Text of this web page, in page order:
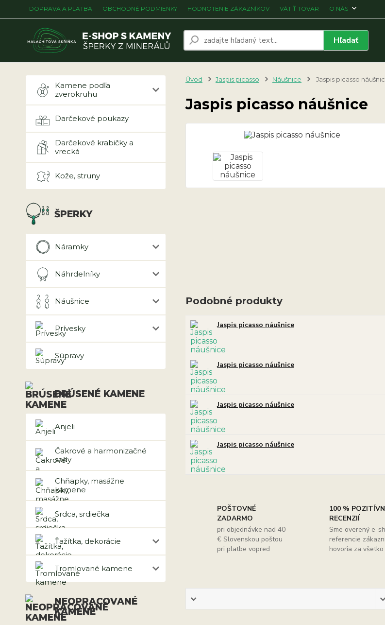
DOPRAVA A PLATBA OBCHODNÉ PODMIENKY HODNOTENIE ZÁKAZNÍKOV VÁTIŤ TOVAR O NÁS
Hľadať
Kamene podľa
zverokruhu
Darčekové poukazy
Darčekové krabičky a
vrecká
Kože, struny
ŠPERKY
Náramky
Náhrdelníky
Náušnice
Prívesky
Súpravy
BRÚSENÉ KAMENE
Anjeli
Čakrové a harmonizačné
sady
Chňapky, masážne
kamene
Srdca, srdiečka
Ťažítka, dekorácie
Tromlované kamene
NEOPRACOVANÉ
KAMENE
Úvod Jaspis picasso Náušnice Jaspis picasso
Jaspis picasso náušnice
Podobné produkty
Jaspis picasso náušnice
Jaspis picasso náušnice
Jaspis picasso náušnice
Jaspis picasso náušnice
POŠTOVNÉ
ZADARMO
pri objednávke nad 40
€ Slovenskou poštou
pri platbe vopred
100 %
RECENZIÍ
Sme overený e-
referencie
hovoria za všetko